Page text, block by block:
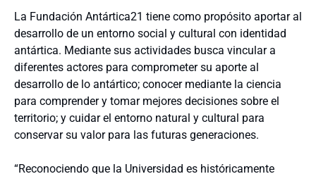
La Fundación Antártica21 tiene como propósito aportar al
desarrollo de un entorno social y cultural con identidad
antártica. Mediante sus actividades busca vincular a
diferentes actores para comprometer su aporte al
desarrollo de lo antártico; conocer mediante la ciencia
para comprender y tomar mejores decisiones sobre el
territorio; y cuidar el entorno natural y cultural para
conservar su valor para las futuras generaciones.
“Reconociendo que la Universidad es históricamente